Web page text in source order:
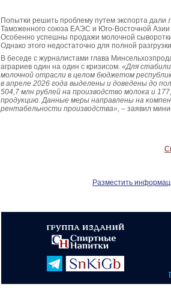
Попытки решить проблему путем экспорта дали
Таможенного союза ЕАЭС и Юго-Восточной Азии
Особенно успешны продажи молочной
Однако этого недостаточно для полной
В беседе с журналистами глава
аграриев один на один с кризисом. «Для
молочной отрасли в целом бюджетом
в апреле 2026 года выделены и доведены до
504,7 млн рублей на производство молока и
продукцию. Данные меры направлены на
рентабельности производства», – заявил
Разместить